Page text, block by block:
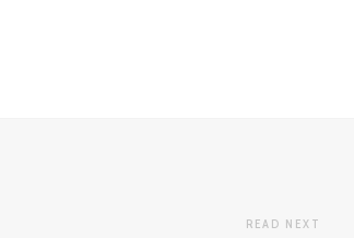
READ NEXT